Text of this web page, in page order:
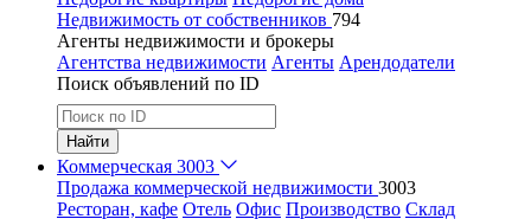
Недвижимость от собственников 794
Агенты недвижимости и брокеры
Агентства недвижимости Агенты Арендодатели
Поиск объявлений по ID
Найти
Коммерческая 3003
Продажа коммерческой недвижимости 3003
Ресторан, кафе Отель Офис Производство Склад